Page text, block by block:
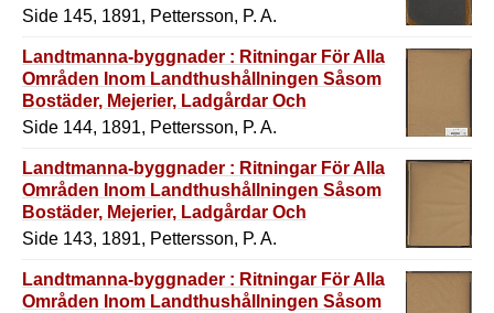
Redskapshus M.M.
Side 145, 1891, Pettersson, P. A.
Landtmanna-byggnader : Ritningar För Alla
Områden Inom Landthushållningen Såsom
Bostäder, Mejerier, Ladgårdar Och
Redskapshus M.M.
Side 144, 1891, Pettersson, P. A.
Landtmanna-byggnader : Ritningar För Alla
Områden Inom Landthushållningen Såsom
Bostäder, Mejerier, Ladgårdar Och
Redskapshus M.M.
Side 143, 1891, Pettersson, P. A.
Landtmanna-byggnader : Ritningar För Alla
Områden Inom Landthushållningen Såsom